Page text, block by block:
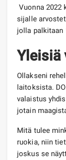
Vuonna
sijalle
jolla palkitaan
Yleisiä
Ollakseni
laitoksista.
valaistus
jotain
Mitä tulee
ruokia, niin
joskus se